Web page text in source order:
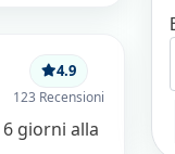
4.9
123 Recensioni
giorni alla